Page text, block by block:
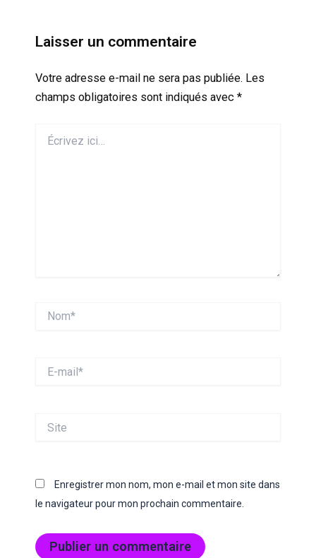
Laisser un commentaire
Votre adresse e-mail ne sera pas publiée. Les
champs obligatoires sont indiqués avec *
ici…
mail*
Enregistrer mon nom, mon e-mail et mon site dans
le navigateur pour mon prochain commentaire.